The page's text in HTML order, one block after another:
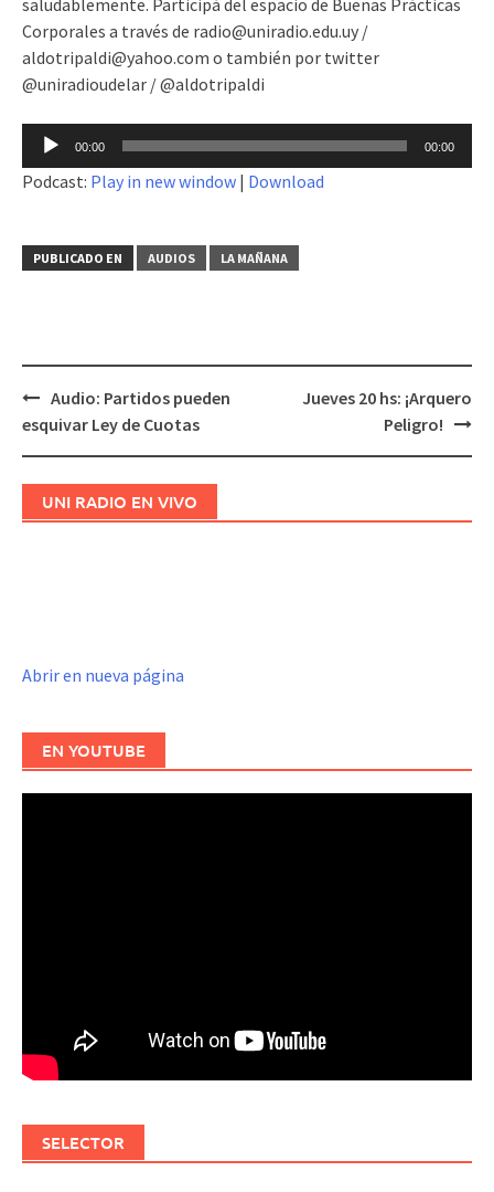
saludablemente. Participá del espacio de Buenas Prácticas
Corporales a través de radio@uniradio.edu.uy /
aldotripaldi@yahoo.com o también por twitter
@uniradioudelar / @aldotripaldi
Reproductor
de
audio
00:00 00:00
Podcast: Play in new window | Download
PUBLICADO EN AUDIOS LA MAÑANA
Navegación
Audio: Partidos pueden
esquivar Ley de Cuotas
Jueves 20 hs: ¡Arquero
Peligro!
UNI RADIO EN VIVO
Abrir en nueva página
EN YOUTUBE
SELECTOR